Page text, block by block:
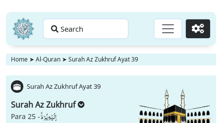
Search Go
Home ➤ Al-Quran ➤ Surah Az Zukhruf Ayat 39
Surah Az Zukhruf Ayat 39
Surah Az Zukhruf
Para 25 -اِلَیْهِ یُرَدُّ